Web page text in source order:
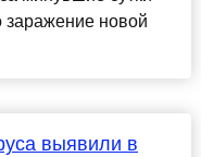
заражение новой
выявили в